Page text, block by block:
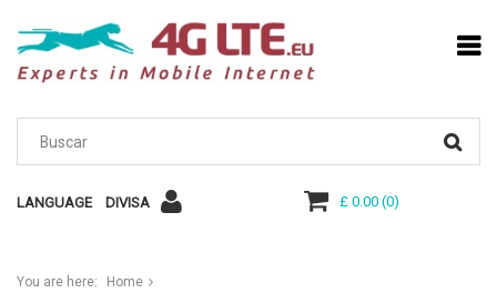
LANGUAGE DIVISA £ 0.00(0)
You are here: Home